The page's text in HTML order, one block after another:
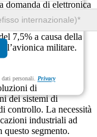
personali. Privacy
domanda di elettronica
dollari nel 2025, con
7,5% a causa della
militare.
di
dei sistemi di
controllo. La necessità
industriali ad
questo segmento.